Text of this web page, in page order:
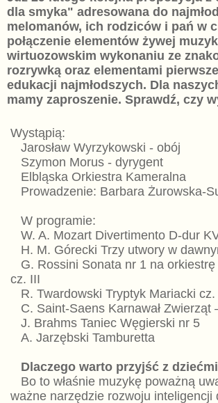
dla smyka" adresowana do
melomanów, ich rodziców i pań w
połączenie elementów żywej
wirtuozowskim wykonaniu ze
rozrywką oraz elementami
edukacji najmłodszych. Dla
mamy zaproszenie. Sprawdź, czy
Wystąpią:
Jarosław Wyrzykowski - obój
Szymon Morus - dyrygent
Elbląska Orkiestra Kameralna
Prowadzenie: Barbara Żurowska-
W programie:
W. A. Mozart Divertimento D-dur
H. M. Górecki Trzy utwory w
G. Rossini Sonata nr 1 na orkiestrę
cz. III
R. Twardowski Tryptyk Mariacki cz.
C. Saint-Saens Karnawał Zwierząt
J. Brahms Taniec Węgierski nr 5
A. Jarzębski Tamburetta
Dlaczego warto przyjść z
Bo to właśnie muzykę poważną
ważne narzędzie rozwoju inteligencji